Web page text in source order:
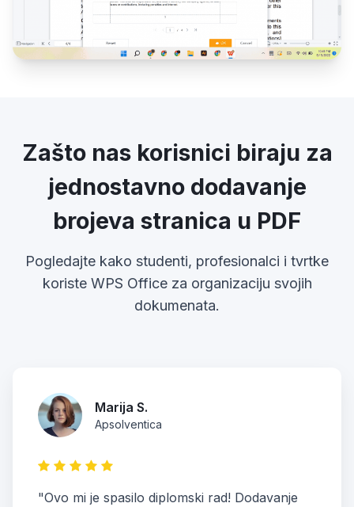
Zašto nas korisnici biraju za
jednostavno dodavanje
brojeva stranica u PDF
Pogledajte kako studenti, profesionalci i tvrtke
koriste WPS Office za organizaciju svojih
dokumenata.
Marija S.
Apsolventica
"Ovo mi je spasilo diplomski rad! Dodavanje